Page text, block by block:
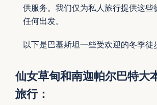
供服务。我们仅为私人旅行提供这些
任何出发。
以下是巴基斯坦一些受欢迎的冬季徒
仙女草甸和南迦帕尔巴特大
旅行：